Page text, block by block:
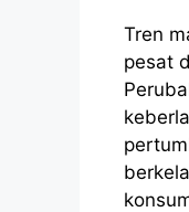
Tren
pesat